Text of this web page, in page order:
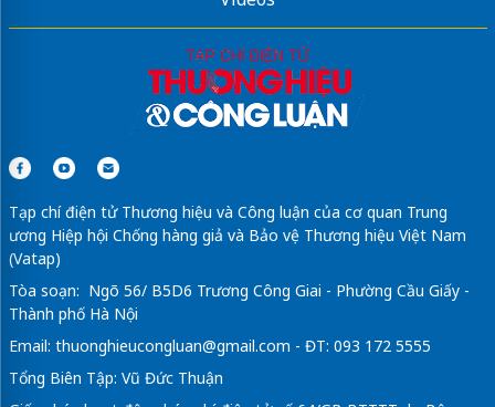
Tạp chí điện tử Thương hiệu và Công luận của cơ quan Trung
ương Hiệp hội Chống hàng giả và Bảo vệ Thương hiệu Việt Nam
(Vatap)
Tòa soạn: Ngõ 56/ B5D6 Trương Công Giai - Phường Cầu Giấy -
Thành phố Hà Nội
Email: thuonghieucongluan@gmail.com - ĐT: 093 172 5555
Tổng Biên Tập: Vũ Đức Thuận